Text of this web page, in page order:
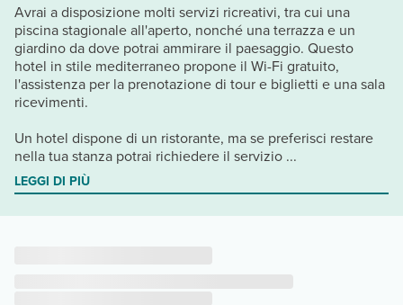
Avrai a disposizione molti servizi ricreativi, tra cui una
piscina stagionale all'aperto, nonché una terrazza e un
giardino da dove potrai ammirare il paesaggio. Questo
hotel in stile mediterraneo propone il Wi-Fi gratuito,
l'assistenza per la prenotazione di tour e biglietti e una sala
ricevimenti.
Un hotel dispone di un ristorante, ma se preferisci restare
nella tua stanza potrai richiedere il servizio ...
LEGGI DI PIÙ